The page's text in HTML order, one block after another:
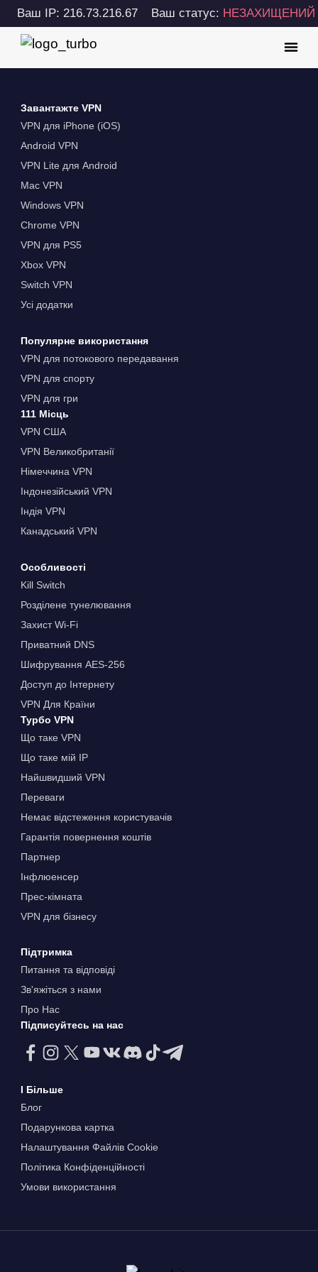
Ваш IP: 216.73.216.67 Ваш статус: НЕЗАХИЩЕНИЙ
Завантажте VPN
VPN для iPhone (iOS)
Android VPN
VPN Lite для Android
Mac VPN
Windows VPN
Chrome VPN
VPN для PS5
Xbox VPN
Switch VPN
Усі додатки
Популярне використання
VPN для потокового передавання
VPN для спорту
VPN для гри
111 Місць
VPN США
VPN Великобританії
Німеччина VPN
Індонезійський VPN
Індія VPN
Канадський VPN
Особливості
Kill Switch
Розділене тунелювання
Захист Wi-Fi
Приватний DNS
Шифрування AES-256
Доступ до Інтернету
VPN Для Країни
Турбо VPN
Що таке VPN
Що таке мій IP
Найшвидший VPN
Переваги
Немає відстеження користувачів
Гарантія повернення коштів
Партнер
Інфлюенсер
Прес-кімната
VPN для бізнесу
Підтримка
Питання та відповіді
Зв'яжіться з нами
Про Нас
Підписуйтесь на нас
І Більше
Блог
Подарункова картка
Налаштування Файлів Сookie
Політика Конфіденційності
Умови використання